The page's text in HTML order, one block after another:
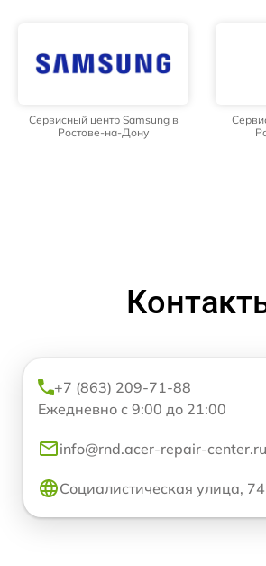
Сервисный центр Samsung в
Ростове-на-Дону
+7 (863) 209-71-88
Ежедневно с 9:00 до 21:00
info@rnd.acer-repair-center.ru
Социалистическая улица, 74